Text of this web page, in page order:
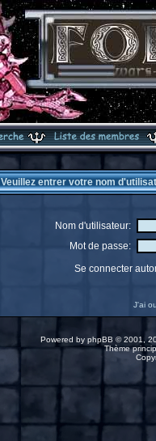
Veuillez entrer votre nom
Nom d'utilisateur:
Mot de passe:
Se connecter
J'ai
Powered by phpBB © 2001,
Thème